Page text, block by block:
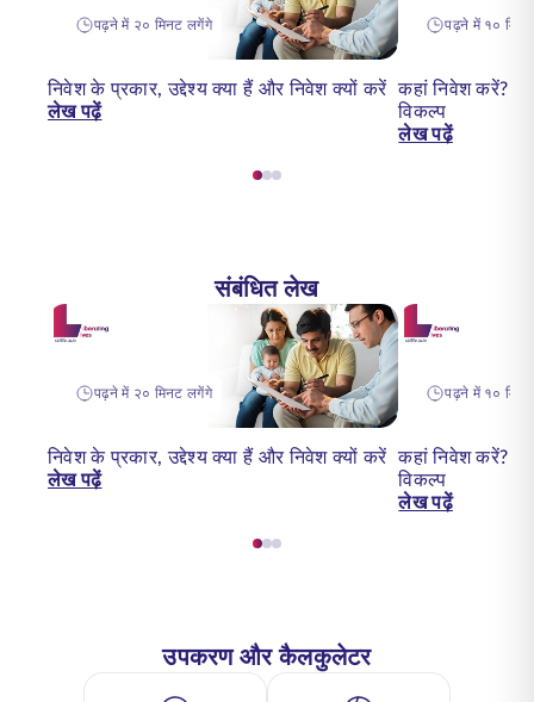
पढ़ने में २० मिनट लगेंगे
निवेश के प्रकार, उद्देश्य क्या हैं और निवेश क्यों करें
लेख पढ़ें
पढ़ने में १०
कहां निवेश करें?
विकल्प
लेख पढ़ें
संबंधित लेख
पढ़ने में २० मिनट लगेंगे
निवेश के प्रकार, उद्देश्य क्या हैं और निवेश क्यों करें
लेख पढ़ें
पढ़ने में १०
कहां निवेश करें?
विकल्प
लेख पढ़ें
उपकरण और कैलकुलेटर